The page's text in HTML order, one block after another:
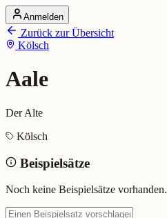
Startseite
Alle Dialekte
Dialekte vergleichen
Dialekt-Karte
Ranking
Aale (Kölsch)
Bedeutung: Der Alte
Eingereicht von: Mundwerk Team
Anmelden
Zurück zur Übersicht
Kölsch
Aale
Der Alte
Kölsch
Beispielsätze
Noch keine Beispielsätze vorhanden.